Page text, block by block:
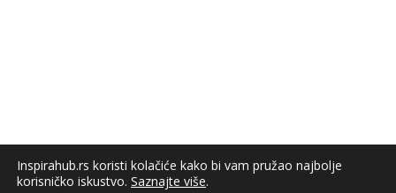
Inspirahub.rs koristi kolačiće kako bi vam pružao najbolje
korisničko iskustvo. Saznajte više.